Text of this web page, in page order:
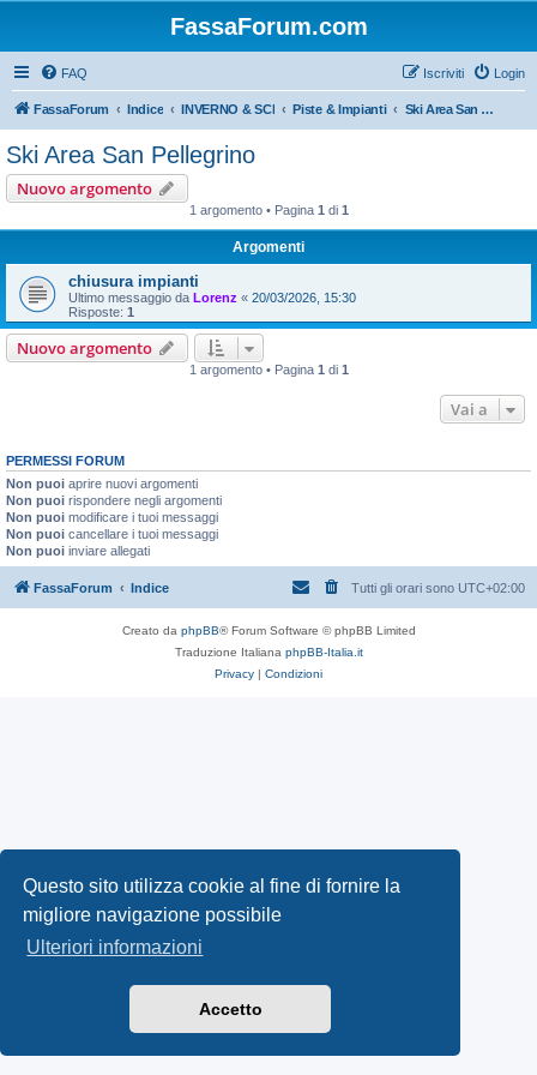
Questo sito utilizza cookie al fine di fornire la
migliore navigazione possibile
Ulteriori informazioni
Accetto
FassaForum.com
FAQ Login
Iscriviti
FassaForum Indice INVERNO & SCI Piste & Impianti Ski Area San Pellegrino
Ski Area San Pellegrino
Nuovo argomento
1 argomento • Pagina 1 di 1
Argomenti
chiusura impianti
Ultimo messaggio da Lorenz « 20/03/2026, 15:30
Risposte: 1
Nuovo argomento
1 argomento • Pagina 1 di 1
Vai a
PERMESSI FORUM
Non puoi aprire nuovi argomenti
Non puoi rispondere negli argomenti
Non puoi modificare i tuoi messaggi
Non puoi cancellare i tuoi messaggi
Non puoi inviare allegati
FassaForum Indice Tutti gli orari sono UTC+02:00
Creato da phpBB® Forum Software © phpBB Limited
Traduzione Italiana phpBB-Italia.it
Privacy | Condizioni